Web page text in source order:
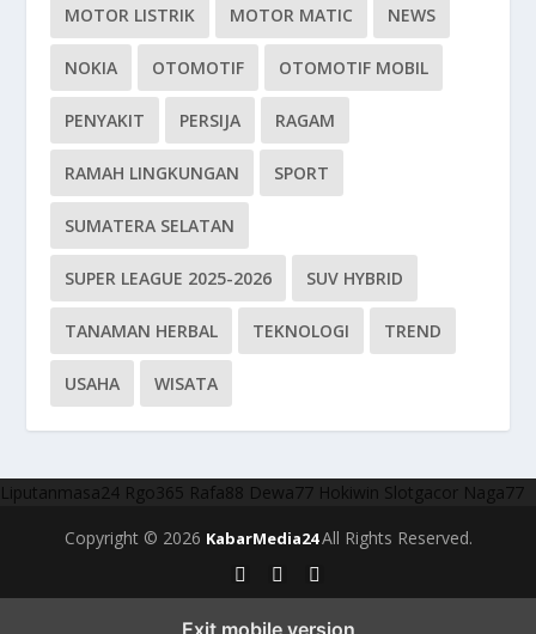
MOTOR LISTRIK MOTOR MATIC NEWS
NOKIA OTOMOTIF OTOMOTIF MOBIL
PENYAKIT PERSIJA RAGAM
RAMAH LINGKUNGAN SPORT
SUMATERA SELATAN
SUPER LEAGUE 2025-2026 SUV HYBRID
TANAMAN HERBAL TEKNOLOGI TREND
USAHA WISATA
Liputanmasa24 Rgo365 Rafa88 Dewa77 Hokiwin Slotgacor Naga77
Copyright © 2026 KabarMedia24All Rights Reserved.
Exit mobile version